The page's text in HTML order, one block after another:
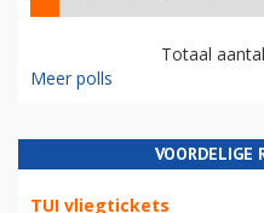
Totaal
Meer polls
VOORDELIGE
TUI vliegtickets